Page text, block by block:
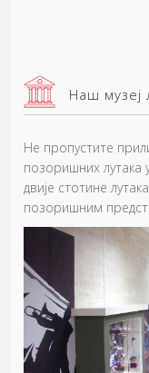
Наш музеј
Не пропустите
позоришних лутака
двије стотине
позоришним